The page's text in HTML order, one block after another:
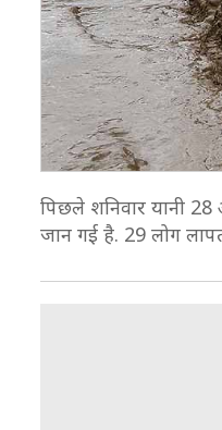
पिछले शनिवार यानी
जान गई है. 29 लोग